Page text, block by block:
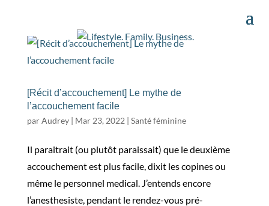
[Récit d’accouchement] Le mythe de
l’accouchement facile
parAudrey| Mar 23, 2022 | Santé féminine
Il paraitrait (ou plutôt paraissait) que le deuxième
accouchement est plus facile, dixit les copines ou
même le personnel medical. J’entends encore
l’anesthesiste, pendant le rendez-vous pré-